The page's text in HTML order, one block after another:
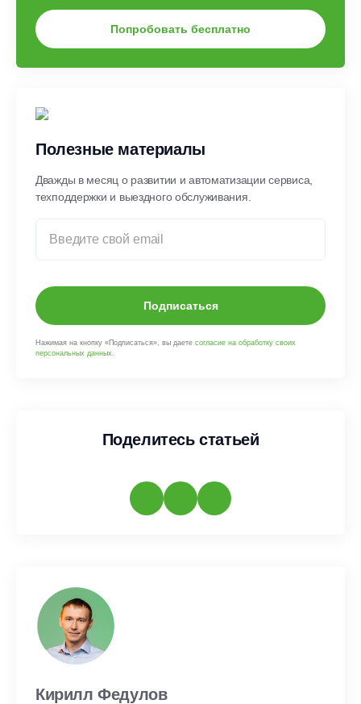
Попробовать бесплатно
Полезные материалы
Дважды в месяц о развитии и автоматизации сервиса,
техподдержки и выездного обслуживания.
Подписаться
Нажимая на кнопку «Подписаться», вы даете согласие на обработку своих
персональных данных
Поделитесь статьей
Кирилл Федулов